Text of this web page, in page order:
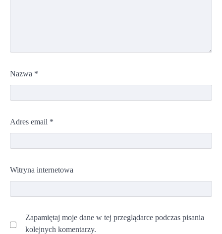
Nazwa *
Adres email *
Witryna internetowa
Zapamiętaj moje dane w tej przeglądarce podczas pisania
kolejnych komentarzy.